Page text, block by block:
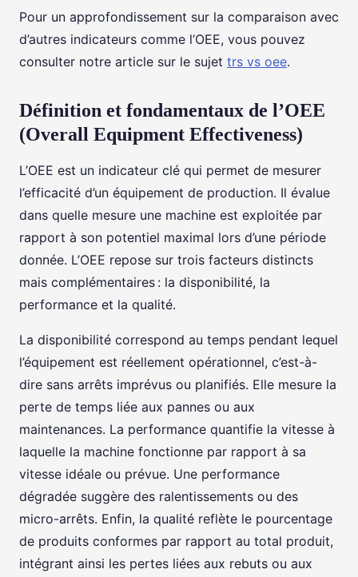
Pour un approfondissement sur la comparaison avec
d’autres indicateurs comme l’OEE, vous pouvez
consulter notre article sur le sujet trs vs oee.
Définition et fondamentaux de l’OEE
(Overall Equipment Effectiveness)
L’OEE est un indicateur clé qui permet de mesurer
l’efficacité d’un équipement de production. Il évalue
dans quelle mesure une machine est exploitée par
rapport à son potentiel maximal lors d’une période
donnée. L’OEE repose sur trois facteurs distincts
mais complémentaires : la disponibilité, la
performance et la qualité.
La disponibilité correspond au temps pendant lequel
l’équipement est réellement opérationnel, c’est-à-
dire sans arrêts imprévus ou planifiés. Elle mesure la
perte de temps liée aux pannes ou aux
maintenances. La performance quantifie la vitesse à
laquelle la machine fonctionne par rapport à sa
vitesse idéale ou prévue. Une performance
dégradée suggère des ralentissements ou des
micro-arrêts. Enfin, la qualité reflète le pourcentage
de produits conformes par rapport au total produit,
intégrant ainsi les pertes liées aux rebuts ou aux